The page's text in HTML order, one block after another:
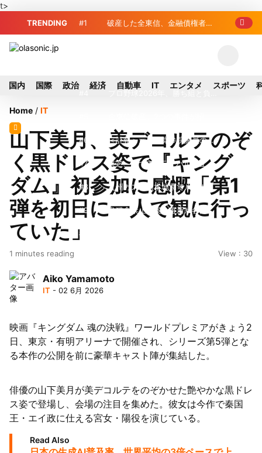
t>
TRENDING #1 破産した全東信、金融債権者リ
団
たカード決済の「駆け込み寺」消滅と飲
食店への影響
#6 ＜訃報＞元自民党参院議員の藤
野公孝氏が死去、78歳 妻は料理研究家
の真紀子氏
#7 東芝、かつてのライバル日立の
元社長が取締役に就任—再上場に向け視
界良好
#8 九州ガス、熊本地震で八代地区
のガス供給停止 「2次災害防止」を理
由に
#9 犬猫食禁止法案、維新が各党と
調整 中華料理店の提供に懸念
#10
バンクにも影響拡大
国内 国際 政治 経済 自動車 IT エンタメ スポーツ
Home / IT
山下美月、美デコルテのぞ
く黒ドレス姿で『キング
ダム』初参加に感慨「第1
弾を初日に一人で観に行っ
ていた」
1 minutes reading View : 30
Aiko Yamamoto
IT - 02 6月 2026
映画『キングダム 魂の決戦』ワールドプレミアがきょう2
日、東京・有明アリーナで開催され、シリーズ第5弾とな
る本作の公開を前に豪華キャスト陣が集結した。
俳優の山下美月が美デコルテをのぞかせた艶やかな黒ドレ
ス姿で登場し、会場の注目を集めた。彼女は今作で秦国
王・エイ政に仕える宮女・陽役を演じている。
Read Also